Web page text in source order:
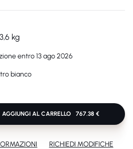
3,6 kg
entro 13 ago 2026
bianco
AGGIUNGI AL CARRELLO 767.38 €
RICHIEDI MODIFICHE